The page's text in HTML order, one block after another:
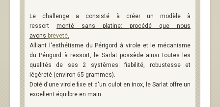
Le challenge a consisté à créer un modèle à
ressort monté sans platine: procédé que nous
avons breveté.
Alliant l'esthétisme du Périgord à virole et le mécanisme
du Périgord à ressort, le Sarlat possède ainsi toutes les
qualités de ses 2 systèmes: fiabilité, robustesse et
légèreté (environ 65 grammes).
Doté d'une virole fixe et d'un culot en inox, le Sarlat offre un
excellent équilbre en main.